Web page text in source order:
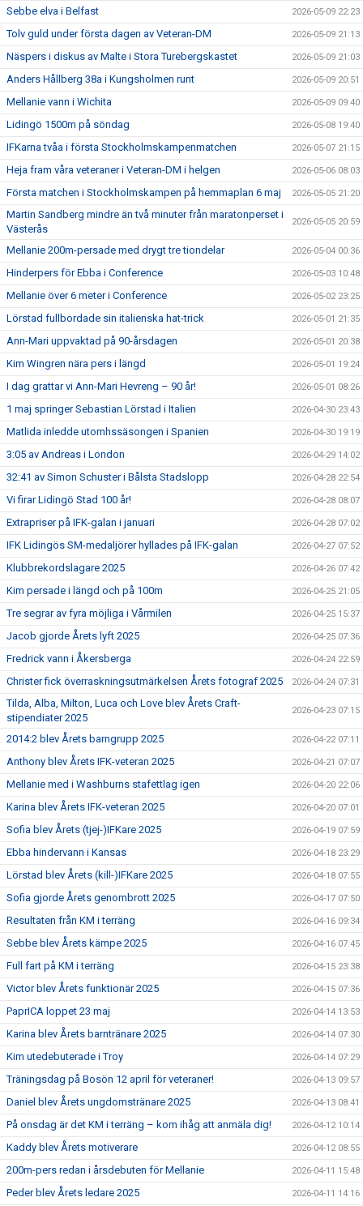
Sebbe elva i Belfast 2026-05-09 22:23
Tolv guld under första dagen av Veteran-DM 2026-05-09 21:13
Näspers i diskus av Malte i Stora Turebergskastet 2026-05-09 21:03
Anders Hållberg 38a i Kungsholmen runt 2026-05-09 20:51
Mellanie vann i Wichita 2026-05-09 09:40
Lidingö 1500m på söndag 2026-05-08 19:40
IFKarna tvåa i första Stockholmskampenmatchen 2026-05-07 21:15
Heja fram våra veteraner i Veteran-DM i helgen 2026-05-06 08:03
Första matchen i Stockholmskampen på hemmaplan 6 maj 2026-05-05 21:20
Martin Sandberg mindre än två minuter från maratonperset i
Västerås
2026-05-05 20:59
Mellanie 200m-persade med drygt tre tiondelar 2026-05-04 00:36
Hinderpers för Ebba i Conference 2026-05-03 10:48
Mellanie över 6 meter i Conference 2026-05-02 23:25
Lörstad fullbordade sin italienska hat-trick 2026-05-01 21:35
Ann-Mari uppvaktad på 90-årsdagen 2026-05-01 20:38
Kim Wingren nära pers i längd 2026-05-01 19:24
I dag grattar vi Ann-Mari Hevreng – 90 år! 2026-05-01 08:26
1 maj springer Sebastian Lörstad i Italien 2026-04-30 23:43
Matlida inledde utomhssäsongen i Spanien 2026-04-30 19:19
3:05 av Andreas i London 2026-04-29 14:02
32:41 av Simon Schuster i Bålsta Stadslopp 2026-04-28 22:54
Vi firar Lidingö Stad 100 år! 2026-04-28 08:07
Extrapriser på IFK-galan i januari 2026-04-28 07:02
IFK Lidingös SM-medaljörer hyllades på IFK-galan 2026-04-27 07:52
Klubbrekordslagare 2025 2026-04-26 07:42
Kim persade i längd och på 100m 2026-04-25 21:05
Tre segrar av fyra möjliga i Vårmilen 2026-04-25 15:37
Jacob gjorde Årets lyft 2025 2026-04-25 07:36
Fredrick vann i Åkersberga 2026-04-24 22:59
Christer fick överraskningsutmärkelsen Årets fotograf 2025 2026-04-24 07:31
Tilda, Alba, Milton, Luca och Love blev Årets Craft-
stipendiater 2025
2026-04-23 07:15
2014:2 blev Årets barngrupp 2025 2026-04-22 07:11
Anthony blev Årets IFK-veteran 2025 2026-04-21 07:07
Mellanie med i Washburns stafettlag igen 2026-04-20 22:06
Karina blev Årets IFK-veteran 2025 2026-04-20 07:01
Sofia blev Årets (tjej-)IFKare 2025 2026-04-19 07:59
Ebba hindervann i Kansas 2026-04-18 23:29
Lörstad blev Årets (kill-)IFKare 2025 2026-04-18 07:55
Sofia gjorde Årets genombrott 2025 2026-04-17 07:50
Resultaten från KM i terräng 2026-04-16 09:34
Sebbe blev Årets kämpe 2025 2026-04-16 07:45
Full fart på KM i terräng 2026-04-15 23:38
Victor blev Årets funktionär 2025 2026-04-15 07:36
PaprICA loppet 23 maj 2026-04-14 13:53
Karina blev Årets barntränare 2025 2026-04-14 07:30
Kim utedebuterade i Troy 2026-04-14 07:29
Träningsdag på Bosön 12 april för veteraner! 2026-04-13 09:57
Daniel blev Årets ungdomstränare 2025 2026-04-13 08:41
På onsdag är det KM i terräng – kom ihåg att anmäla dig! 2026-04-12 10:14
Kaddy blev Årets motiverare 2026-04-12 08:55
200m-pers redan i årsdebuten för Mellanie 2026-04-11 15:48
Peder blev Årets ledare 2025 2026-04-11 14:16